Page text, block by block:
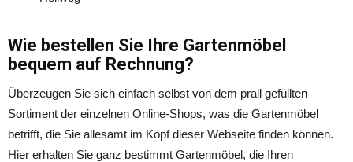
Wie bestellen Sie Ihre Gartenmöbel
bequem auf Rechnung?
Überzeugen Sie sich einfach selbst von dem prall gefüllten
Sortiment der einzelnen Online-Shops, was die Gartenmöbel
betrifft, die Sie allesamt im Kopf dieser Webseite finden können.
Hier erhalten Sie ganz bestimmt Gartenmöbel, die Ihren